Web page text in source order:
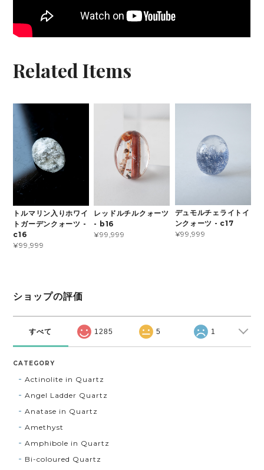
Related Items
トルマリン入りホワイ
トガーデンクォーツ -
c16
¥99,999
レッドルチルクォーツ
- b16
¥99,999
デュモルチェライトイ
ンクォーツ - c17
¥99,999
ショップの評価
すべて 1285 5 1
CATEGORY
Actinolite in Quartz
Angel Ladder Quartz
Anatase in Quartz
Amethyst
Amphibole in Quartz
Bi-coloured Quartz